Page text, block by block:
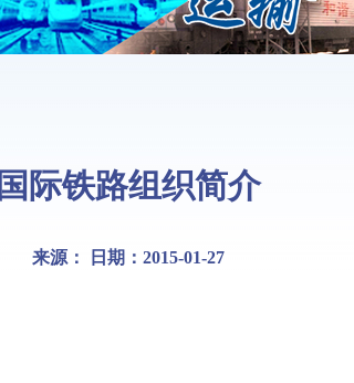
国际铁路组织简介
来源： 日期：2015-01-27